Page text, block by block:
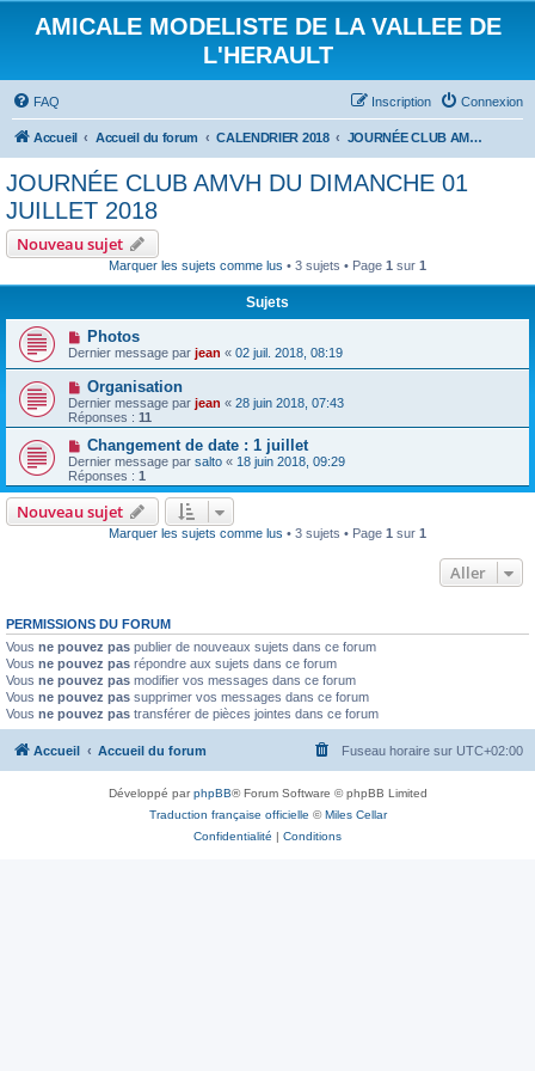
AMICALE MODELISTE DE LA VALLEE DE
L'HERAULT
FAQ Connexion
Inscription
Accueil Accueil du forum CALENDRIER 2018 JOURNÉE CLUB AMVH DU DIMANCHE 01 JUILLET 2018
JOURNÉE CLUB AMVH DU DIMANCHE 01
JUILLET 2018
Nouveau sujet
Marquer les sujets comme lus • 3 sujets • Page 1 sur 1
Sujets
Photos
Dernier message par jean « 02 juil. 2018, 08:19
Organisation
Dernier message par jean « 28 juin 2018, 07:43
Réponses : 11
Changement de date : 1 juillet
Dernier message par salto « 18 juin 2018, 09:29
Réponses : 1
Nouveau sujet
Marquer les sujets comme lus • 3 sujets • Page 1 sur 1
Aller
PERMISSIONS DU FORUM
Vous ne pouvez pas publier de nouveaux sujets dans ce forum
Vous ne pouvez pas répondre aux sujets dans ce forum
Vous ne pouvez pas modifier vos messages dans ce forum
Vous ne pouvez pas supprimer vos messages dans ce forum
Vous ne pouvez pas transférer de pièces jointes dans ce forum
Accueil Accueil du forum Fuseau horaire sur UTC+02:00
Développé parphpBB® Forum Software © phpBB Limited
Traduction française officielle ©Miles Cellar
Confidentialité | Conditions